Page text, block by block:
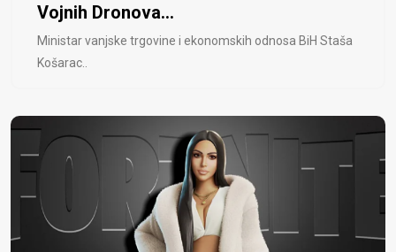
Vojnih Dronova...
Ministar vanjske trgovine i ekonomskih odnosa BiH Staša
Košarac..